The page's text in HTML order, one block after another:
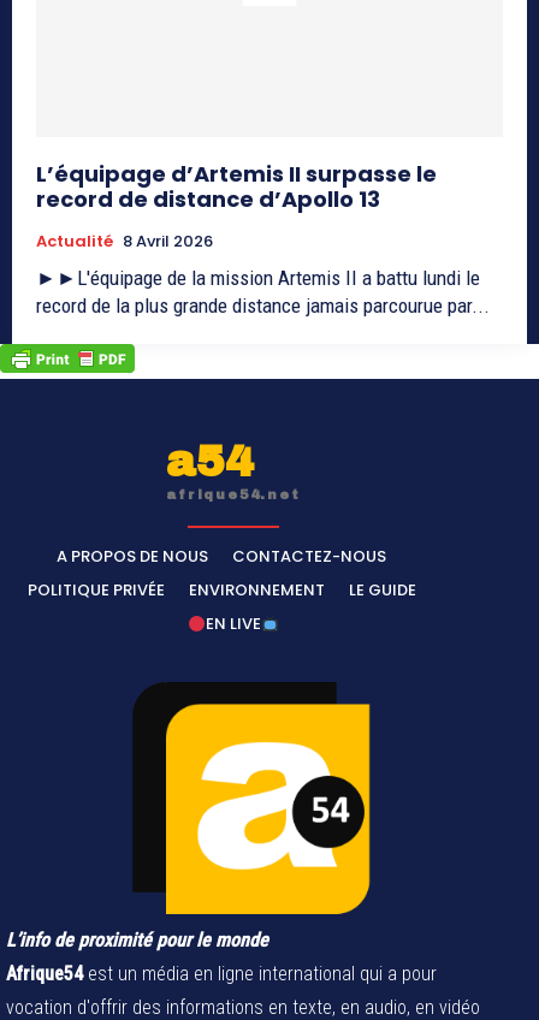
L’équipage d’Artemis II surpasse le
record de distance d’Apollo 13
Actualité 8 Avril 2026
►►L'équipage de la mission Artemis II a battu lundi le
record de la plus grande distance jamais parcourue par...
a54
afrique54.net
A PROPOS DE NOUS
CONTACTEZ-NOUS
POLITIQUE PRIVÉE
ENVIRONNEMENT
LE GUIDE
EN LIVE
L’info de proximité pour le monde
Afrique54est un média en ligne international qui a pour
vocation d'offrir des informations en texte, en audio, en vidéo